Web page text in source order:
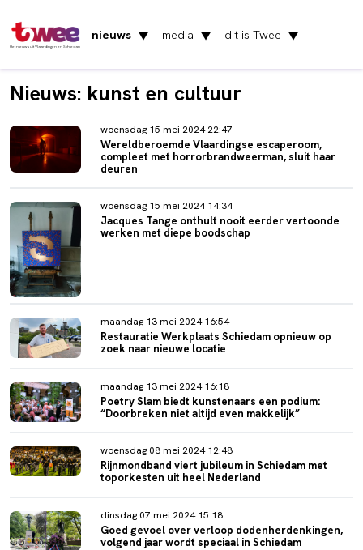
Het nieuws uit Vlaardingen en Schiedam
nieuws ▼ media ▼ dit is Twee ▼
Nieuws: kunst en cultuur
woensdag 15 mei 2024 22:47
Wereldberoemde Vlaardingse escaperoom,
compleet met horrorbrandweerman, sluit haar
deuren
woensdag 15 mei 2024 14:34
Jacques Tange onthult nooit eerder vertoonde
werken met diepe boodschap
maandag 13 mei 2024 16:54
Restauratie Werkplaats Schiedam opnieuw op
zoek naar nieuwe locatie
maandag 13 mei 2024 16:18
Poetry Slam biedt kunstenaars een podium:
“Doorbreken niet altijd even makkelijk”
woensdag 08 mei 2024 12:48
Rijnmondband viert jubileum in Schiedam met
toporkesten uit heel Nederland
dinsdag 07 mei 2024 15:18
Goed gevoel over verloop dodenherdenkingen,
volgend jaar wordt speciaal in Schiedam